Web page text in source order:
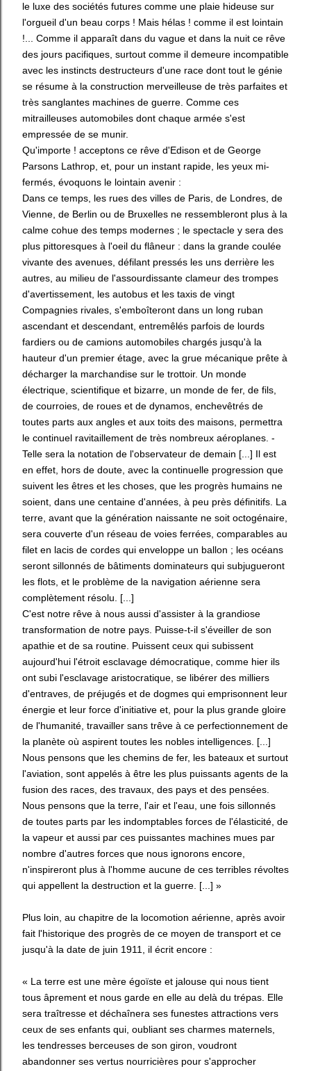
le luxe des sociétés futures comme une plaie hideuse sur
l'orgueil d'un beau corps ! Mais hélas ! comme il est lointain
!... Comme il apparaît dans du vague et dans la nuit ce rêve
des jours pacifiques, surtout comme il demeure incompatible
avec les instincts destructeurs d'une race dont tout le génie
se résume à la construction merveilleuse de très parfaites et
très sanglantes machines de guerre. Comme ces
mitrailleuses automobiles dont chaque armée s'est
empressée de se munir.
Qu'importe ! acceptons ce rêve d'Edison et de George
Parsons Lathrop, et, pour un instant rapide, les yeux mi-
fermés, évoquons le lointain avenir :
Dans ce temps, les rues des villes de Paris, de Londres, de
Vienne, de Berlin ou de Bruxelles ne ressembleront plus à la
calme cohue des temps modernes ; le spectacle y sera des
plus pittoresques à l'oeil du flâneur : dans la grande coulée
vivante des avenues, défilant pressés les uns derrière les
autres, au milieu de l'assourdissante clameur des trompes
d'avertissement, les autobus et les taxis de vingt
Compagnies rivales, s'emboîteront dans un long ruban
ascendant et descendant, entremêlés parfois de lourds
fardiers ou de camions automobiles chargés jusqu'à la
hauteur d'un premier étage, avec la grue mécanique prête à
décharger la marchandise sur le trottoir. Un monde
électrique, scientifique et bizarre, un monde de fer, de fils,
de courroies, de roues et de dynamos, enchevêtrés de
toutes parts aux angles et aux toits des maisons, permettra
le continuel ravitaillement de très nombreux aéroplanes. -
Telle sera la notation de l'observateur de demain [...] Il est
en effet, hors de doute, avec la continuelle progression que
suivent les êtres et les choses, que les progrès humains ne
soient, dans une centaine d'années, à peu près définitifs. La
terre, avant que la génération naissante ne soit octogénaire,
sera couverte d'un réseau de voies ferrées, comparables au
filet en lacis de cordes qui enveloppe un ballon ; les océans
seront sillonnés de bâtiments dominateurs qui subjugueront
les flots, et le problème de la navigation aérienne sera
complètement résolu. [...]
C'est notre rêve à nous aussi d'assister à la grandiose
transformation de notre pays. Puisse-t-il s'éveiller de son
apathie et de sa routine. Puissent ceux qui subissent
aujourd'hui l'étroit esclavage démocratique, comme hier ils
ont subi l'esclavage aristocratique, se libérer des milliers
d'entraves, de préjugés et de dogmes qui emprisonnent leur
énergie et leur force d'initiative et, pour la plus grande gloire
de l'humanité, travailler sans trêve à ce perfectionnement de
la planète où aspirent toutes les nobles intelligences. [...]
Nous pensons que les chemins de fer, les bateaux et surtout
l'aviation, sont appelés à être les plus puissants agents de la
fusion des races, des travaux, des pays et des pensées.
Nous pensons que la terre, l'air et l'eau, une fois sillonnés
de toutes parts par les indomptables forces de l'élasticité, de
la vapeur et aussi par ces puissantes machines mues par
nombre d'autres forces que nous ignorons encore,
n'inspireront plus à l'homme aucune de ces terribles révoltes
qui appellent la destruction et la guerre. [...] »
Plus loin, au chapitre de la locomotion aérienne, après avoir
fait l'historique des progrès de ce moyen de transport et ce
jusqu'à la date de juin 1911, il écrit encore :
« La terre est une mère égoïste et jalouse qui nous tient
tous âprement et nous garde en elle au delà du trépas. Elle
sera traîtresse et déchaînera ses funestes attractions vers
ceux de ses enfants qui, oubliant ses charmes maternels,
les tendresses berceuses de son giron, voudront
abandonner ses vertus nourricières pour s'approcher